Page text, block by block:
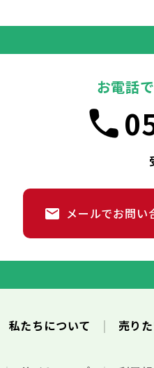
お電話
メールでお問い
私たちについて 売り